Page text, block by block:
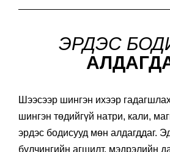
ЭРДЭС
Шээсээр шингэн ихээр
шингэн төдийгүй натри, кали,
эрдэс бодисууд мөн алдагддаг.
булчингийн агшилт, мэдрэлийн